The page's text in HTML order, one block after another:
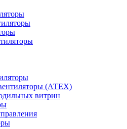
(АТЕХ)
витрин